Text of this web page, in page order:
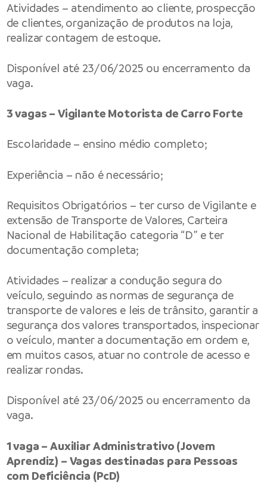
Atividades – atendimento ao cliente, prospecção
de clientes, organização de produtos na loja,
realizar contagem de estoque.
Disponível até 23/06/2025 ou encerramento da
vaga.
3 vagas – Vigilante Motorista de Carro Forte
Escolaridade – ensino médio completo;
Experiência – não é necessário;
Requisitos Obrigatórios – ter curso de Vigilante e
extensão de Transporte de Valores, Carteira
Nacional de Habilitação categoria “D” e ter
documentação completa;
Atividades – realizar a condução segura do
veículo, seguindo as normas de segurança de
transporte de valores e leis de trânsito, garantir a
segurança dos valores transportados, inspecionar
o veículo, manter a documentação em ordem e,
em muitos casos, atuar no controle de acesso e
realizar rondas.
Disponível até 23/06/2025 ou encerramento da
vaga.
1 vaga – Auxiliar Administrativo (Jovem
Aprendiz) – Vagas destinadas para Pessoas
com Deficiência (PcD)